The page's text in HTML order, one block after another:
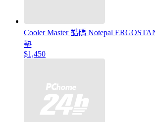
Cooler Master 酷碼 Notepal
墊
$1,450